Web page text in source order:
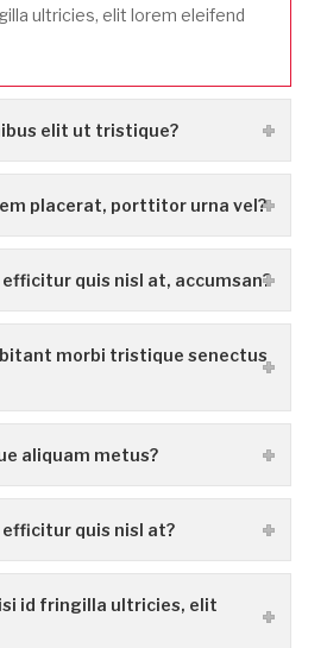
ultricies, elit lorem eleifend
elit ut tristique?
placerat, porttitor urna vel?
quis nisl at, accumsan?
morbi tristique senectus
aliquam metus?
quis nisl at?
id fringilla ultricies, elit